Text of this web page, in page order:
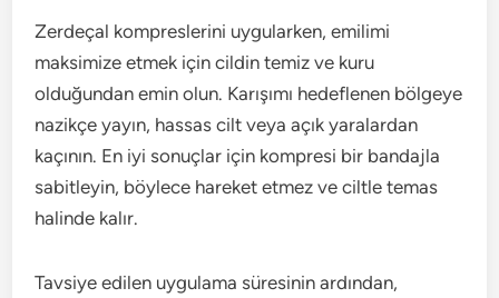
Zerdeçal kompreslerini uygularken, emilimi
maksimize etmek için cildin temiz ve kuru
olduğundan emin olun. Karışımı hedeflenen bölgeye
nazikçe yayın, hassas cilt veya açık yaralardan
kaçının. En iyi sonuçlar için kompresi bir bandajla
sabitleyin, böylece hareket etmez ve ciltle temas
halinde kalır.
Tavsiye edilen uygulama süresinin ardından,